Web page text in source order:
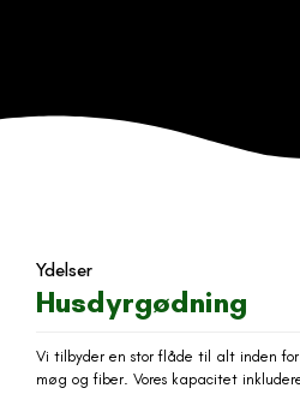
Ydelser
Husdyrgødning
Vi tilbyder en stor flåde til alt inden
møg og fiber. Vores kapacitet